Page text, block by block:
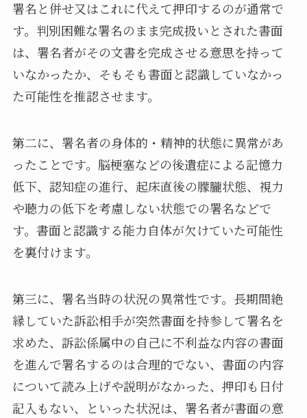
署名と併せ又はこれに代えて押印するのが通常で
す。判別困難な署名のまま完成扱いとされた書面
は、署名者がその文書を完成させる意思を持って
いなかったか、そもそも書面と認識していなかっ
た可能性を推認させます。
第二に、署名者の身体的・精神的状態に異常があ
ったことです。脳梗塞などの後遺症による記憶力
低下、認知症の進行、起床直後の朦朧状態、視力
や聴力の低下を考慮しない状態での署名などで
す。書面と認識する能力自体が欠けていた可能性
を裏付けます。
第三に、署名当時の状況の異常性です。長期間絶
縁していた訴訟相手が突然書面を持参して署名を
求めた、訴訟係属中の自己に不利益な内容の書面
を進んで署名するのは合理的でない、書面の内容
について読み上げや説明がなかった、押印も日付
記入もない、といった状況は、署名者が書面の意